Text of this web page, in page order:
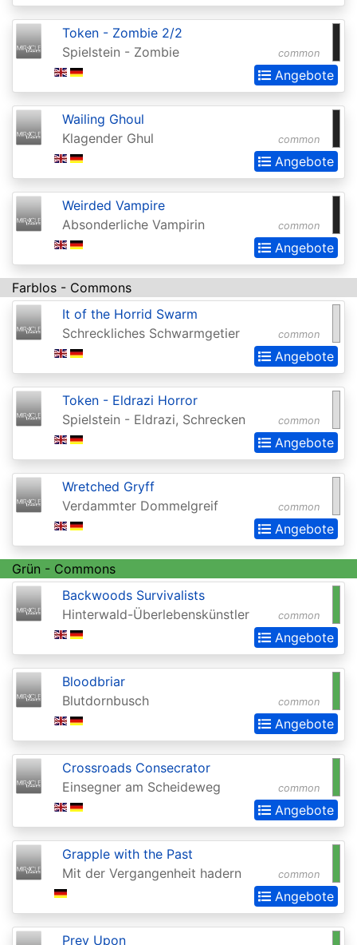
Clash
Pack
Promos
Coldsnap
Coldsnap:
Theme
Decks
Commander
Commander
2013
Commander
2014
Commander
2015
Commander
2016
2017
Commander
Commander
2019
Commander
(Ikoria)
Commander
2021
Commander
Anthology
Commander
Anthology
Commander
Legends
common
Token - Zombie 2/2
Spielstein - Zombie
Angebote
common
Wailing Ghoul
Klagender Ghul
Angebote
common
Weirded Vampire
Absonderliche Vampirin
Angebote
Farblos - Commons
common
It of the Horrid Swarm
Schreckliches Schwarmgetier
Angebote
common
Token - Eldrazi Horror
Spielstein - Eldrazi, Schrecken
Angebote
common
Wretched Gryff
Verdammter Dommelgreif
Angebote
Grün - Commons
common
Backwoods Survivalists
Hinterwald-Überlebenskünstler
Angebote
common
Bloodbriar
Blutdornbusch
Angebote
common
Crossroads Consecrator
Einsegner am Scheideweg
Angebote
common
Grapple with the Past
Mit der Vergangenheit hadern
Angebote
Prey Upon